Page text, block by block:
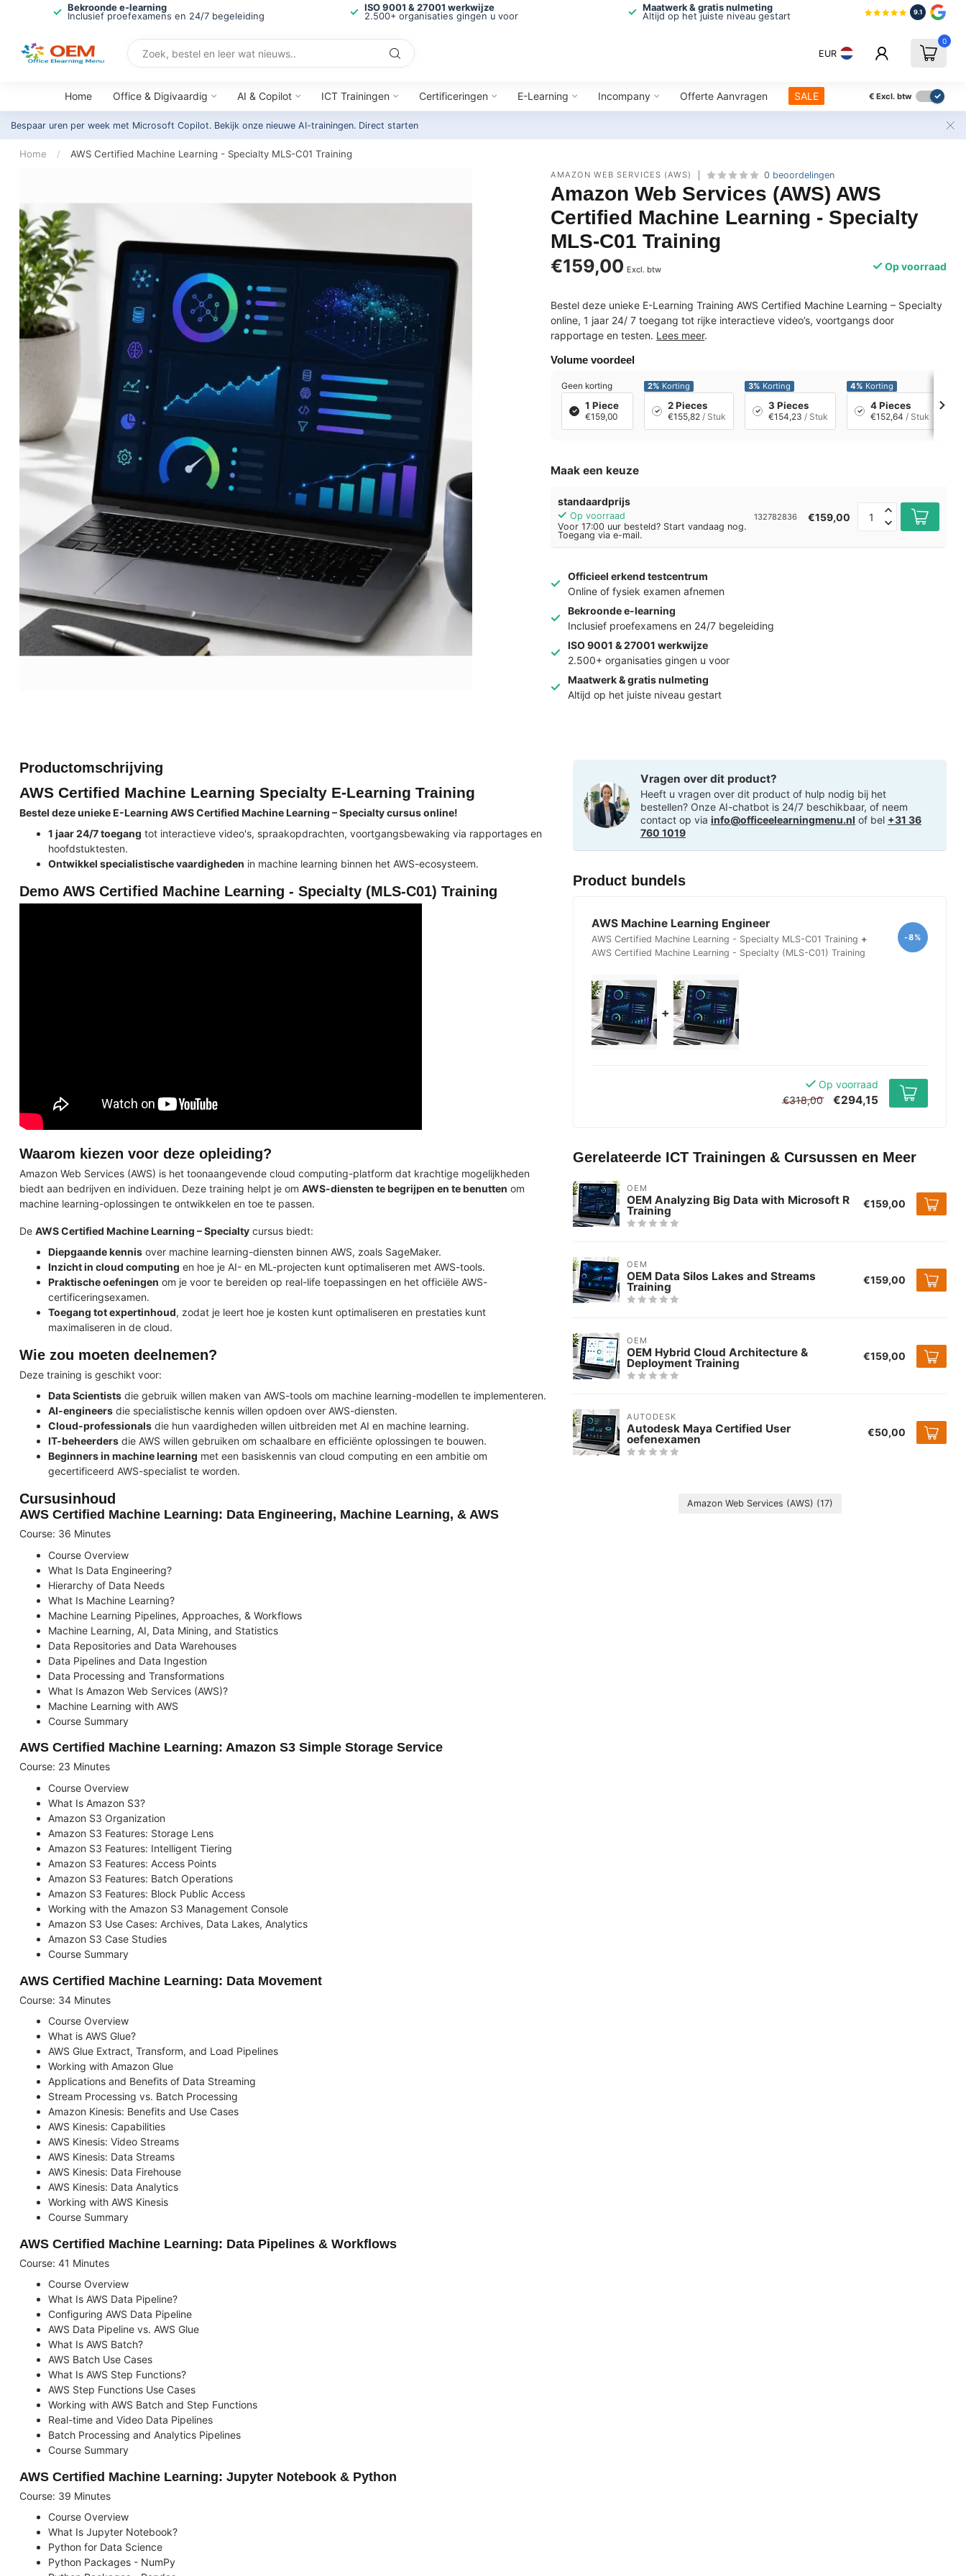
Bekroonde e-learning
Inclusief proefexamens en 24/7 begeleiding
ISO 9001 & 27001 werkwijze
2.500+ organisaties gingen u voor
Maatwerk & gratis nulmeting
Altijd op het juiste niveau gestart
9.1
EUR
0
Home Office & Digivaardig AI & Copilot ICT Trainingen Certificeringen E-Learning Incompany Offerte Aanvragen SALE € Excl. btw
Bespaar uren per week met Microsoft Copilot. Bekijk onze nieuwe AI-trainingen. Direct starten
Home / AWS Certified Machine Learning - Specialty MLS-C01 Training
AMAZON WEB SERVICES (AWS) 0 beoordelingen
Amazon Web Services (AWS) AWS
Certified Machine Learning - Specialty
MLS-C01 Training
€159,00 Excl. btw Op voorraad
Bestel deze unieke E-Learning Training AWS Certified Machine Learning – Specialty
online, 1 jaar 24/ 7 toegang tot rijke interactieve video’s, voortgangs door
rapportage en testen. Lees meer.
Volume voordeel
Geen korting
1 Piece
€159,00
2% Korting
2 Pieces
€155,82 / Stuk
3% Korting
3 Pieces
€154,23 / Stuk
4% Korting
4 Pieces
€152,64 / Stuk
Maak een keuze
standaardprijs
Op voorraad
Voor 17:00 uur besteld? Start vandaag nog.
Toegang via e-mail.
132782836 €159,00
Officieel erkend testcentrum
Online of fysiek examen afnemen
Bekroonde e-learning
Inclusief proefexamens en 24/7 begeleiding
ISO 9001 & 27001 werkwijze
2.500+ organisaties gingen u voor
Maatwerk & gratis nulmeting
Altijd op het juiste niveau gestart
Productomschrijving
AWS Certified Machine Learning Specialty E-Learning Training
Bestel deze unieke E-Learning AWS Certified Machine Learning – Specialty cursus online!
1 jaar 24/7 toegang tot interactieve video's, spraakopdrachten, voortgangsbewaking via rapportages en
hoofdstuktesten.
Ontwikkel specialistische vaardigheden in machine learning binnen het AWS-ecosysteem.
Demo AWS Certified Machine Learning - Specialty (MLS-C01) Training
Waarom kiezen voor deze opleiding?
Amazon Web Services (AWS) is het toonaangevende cloud computing-platform dat krachtige mogelijkheden
biedt aan bedrijven en individuen. Deze training helpt je om AWS-diensten te begrijpen en te benutten om
machine learning-oplossingen te ontwikkelen en toe te passen.
De AWS Certified Machine Learning – Specialty cursus biedt:
Diepgaande kennis over machine learning-diensten binnen AWS, zoals SageMaker.
Inzicht in cloud computing en hoe je AI- en ML-projecten kunt optimaliseren met AWS-tools.
Praktische oefeningen om je voor te bereiden op real-life toepassingen en het officiële AWS-
certificeringsexamen.
Toegang tot expertinhoud, zodat je leert hoe je kosten kunt optimaliseren en prestaties kunt
maximaliseren in de cloud.
Wie zou moeten deelnemen?
Deze training is geschikt voor:
Data Scientists die gebruik willen maken van AWS-tools om machine learning-modellen te implementeren.
AI-engineers die specialistische kennis willen opdoen over AWS-diensten.
Cloud-professionals die hun vaardigheden willen uitbreiden met AI en machine learning.
IT-beheerders die AWS willen gebruiken om schaalbare en efficiënte oplossingen te bouwen.
Beginners in machine learning met een basiskennis van cloud computing en een ambitie om
gecertificeerd AWS-specialist te worden.
Cursusinhoud
AWS Certified Machine Learning: Data Engineering, Machine Learning, & AWS
Course: 36 Minutes
Course Overview
What Is Data Engineering?
Hierarchy of Data Needs
What Is Machine Learning?
Machine Learning Pipelines, Approaches, & Workflows
Machine Learning, AI, Data Mining, and Statistics
Data Repositories and Data Warehouses
Data Pipelines and Data Ingestion
Data Processing and Transformations
What Is Amazon Web Services (AWS)?
Machine Learning with AWS
Course Summary
AWS Certified Machine Learning: Amazon S3 Simple Storage Service
Course: 23 Minutes
Course Overview
What Is Amazon S3?
Amazon S3 Organization
Amazon S3 Features: Storage Lens
Amazon S3 Features: Intelligent Tiering
Amazon S3 Features: Access Points
Amazon S3 Features: Batch Operations
Amazon S3 Features: Block Public Access
Working with the Amazon S3 Management Console
Amazon S3 Use Cases: Archives, Data Lakes, Analytics
Amazon S3 Case Studies
Course Summary
AWS Certified Machine Learning: Data Movement
Course: 34 Minutes
Course Overview
What is AWS Glue?
AWS Glue Extract, Transform, and Load Pipelines
Working with Amazon Glue
Applications and Benefits of Data Streaming
Stream Processing vs. Batch Processing
Amazon Kinesis: Benefits and Use Cases
AWS Kinesis: Capabilities
AWS Kinesis: Video Streams
AWS Kinesis: Data Streams
AWS Kinesis: Data Firehouse
AWS Kinesis: Data Analytics
Working with AWS Kinesis
Course Summary
AWS Certified Machine Learning: Data Pipelines & Workflows
Course: 41 Minutes
Course Overview
What Is AWS Data Pipeline?
Configuring AWS Data Pipeline
AWS Data Pipeline vs. AWS Glue
What Is AWS Batch?
AWS Batch Use Cases
What Is AWS Step Functions?
AWS Step Functions Use Cases
Working with AWS Batch and Step Functions
Real-time and Video Data Pipelines
Batch Processing and Analytics Pipelines
Course Summary
AWS Certified Machine Learning: Jupyter Notebook & Python
Course: 39 Minutes
Course Overview
What Is Jupyter Notebook?
Python for Data Science
Python Packages - NumPy
Vragen over dit product?
Heeft u vragen over dit product of hulp nodig bij het
bestellen? Onze AI-chatbot is 24/7 beschikbaar, of neem
contact op via info@officeelearningmenu.nl of bel +31 36
760 1019
Product bundels
AWS Machine Learning Engineer
AWS Certified Machine Learning - Specialty MLS-C01 Training +
AWS Certified Machine Learning - Specialty (MLS-C01) Training
-8%
+
Op voorraad
€318,00
€294,15
Gerelateerde ICT Trainingen & Cursussen en Meer
OEM
OEM Analyzing Big Data with Microsoft R
Training €159,00
OEM
OEM Data Silos Lakes and Streams
Training €159,00
OEM
OEM Hybrid Cloud Architecture &
Deployment Training €159,00
AUTODESK
Autodesk Maya Certified User
oefenexamen €50,00
Amazon Web Services (AWS) (17)